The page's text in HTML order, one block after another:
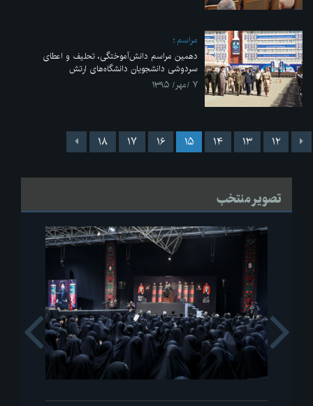
مراسم
دهمین مراسم دانش‌آموختگی، تحلیف و اعطای
سردوشی دانشجویان دانشگاه‌های ارتش
۷ /مهر/ ۱۳۹۵
۱۲ ۱۳ ۱۴ ۱۵ ۱۶ ۱۷ ۱۸
تصویر منتخب
Next